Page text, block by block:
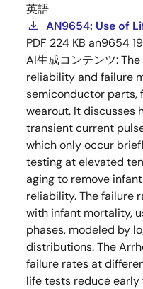
英語
AN9654: Use of
PDF 224 KB an9654
AI生成コンテンツ:
reliability and failure
semiconductor parts,
wearout. It discusses
transient current
which only occur
testing at elevated
aging to remove
reliability. The failure
with infant mortality,
phases, modeled by
distributions. The
failure rates at
life tests reduce